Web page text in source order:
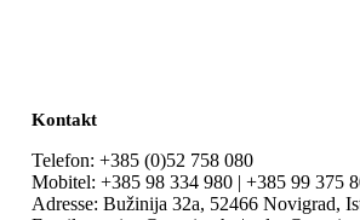
Kontakt
Telefon: +385 (0)52 758 080
Mobitel: +385 98 334 980 | +385 99 375
Adresse: Bužinija 32a, 52466 Novigrad,